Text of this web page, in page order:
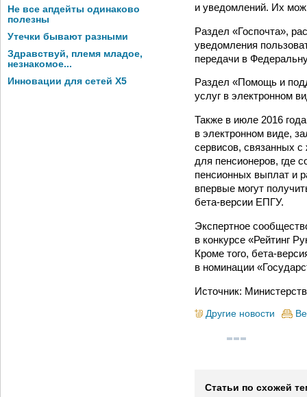
Не все апдейты одинаково
полезны
Утечки бывают разными
Здравствуй, племя младое,
незнакомое...
Инновации для сетей X5
и уведомлений. Их
Раздел «Госпочта»,
уведомления
передачи в
Раздел «Помощь и
услуг в электронном
Также в июле 2016
в электронном виде,
сервисов, связанных
для пенсионеров, где
пенсионных выплат и
впервые могут
бета-версии ЕПГУ.
Экспертное
в конкурсе «Рейтинг
Кроме того, бета-
в номинации
Источник:
Другие новости
Статьи по схожей